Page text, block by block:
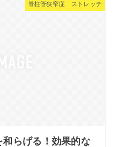
脊柱管狭窄症 ストレッチ
らげる！効果的な